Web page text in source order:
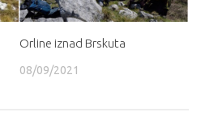
Orline iznad Brskuta
08/09/2021